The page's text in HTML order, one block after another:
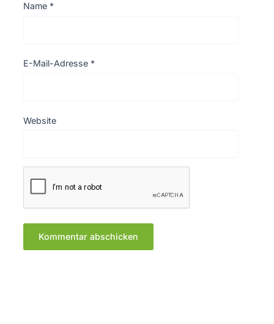
Name *
E-Mail-Adresse *
Website